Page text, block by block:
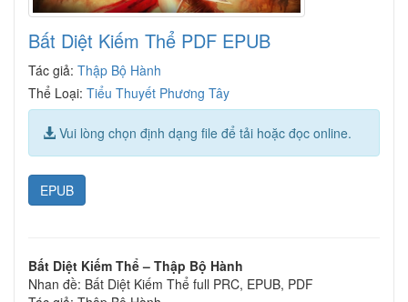
Bất Diệt Kiếm Thể PDF EPUB
Tác giả: Thập Bộ Hành
Thể Loại: Tiểu Thuyết Phương Tây
Vui lòng chọn định dạng file để tải hoặc đọc online.
EPUB
Bất Diệt Kiếm Thể – Thập Bộ Hành
Nhan đề: Bất Diệt Kiếm Thể full PRC, EPUB, PDF